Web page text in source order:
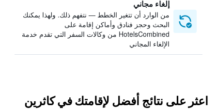
إلغاء مجاني
من الوارد أن تتغير الخطط — نتفهم ذلك. ولهذا يمكنك
البحث وحجز فنادق وأماكن إقامة على
HotelsCombined من وكالات السفر التي تقدم خدمة
الإلغاء المجاني
اعثر على نتائج أفضل لإقامتك في كاثرين